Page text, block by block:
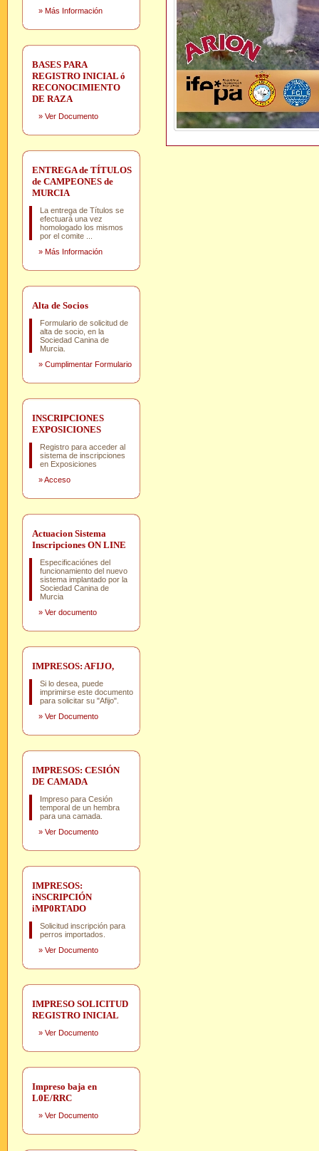
» Más Información
BASES PARA
REGISTRO INICIAL ó
RECONOCIMIENTO
DE RAZA
» Ver Documento
ENTREGA de TÍTULOS
de CAMPEONES de
MURCIA
La entrega de Títulos se
efectuará una vez
homologado los mismos
por el comite ...
» Más Información
Alta de Socios
Formulario de solicitud de
alta de socio, en la
Sociedad Canina de
Murcia.
» Cumplimentar Formulario
INSCRIPCIONES
EXPOSICIONES
Registro para acceder al
sistema de inscripciones
en Exposiciones
»Acceso
Actuacion Sistema
Inscripciones ON LINE
Especificaciónes del
funcionamiento del nuevo
sistema implantado por la
Sociedad Canina de
Murcia
» Ver documento
IMPRESOS: AFIJO,
Si lo desea, puede
imprimirse este documento
para solicitar su "Afijo".
» Ver Documento
IMPRESOS: CESIÓN
DE CAMADA
Impreso para Cesión
temporal de un hembra
para una camada.
» Ver Documento
IMPRESOS:
iNSCRIPCIÓN
iMP0RTADO
Solicitud inscripción para
perros importados.
» Ver Documento
IMPRESO SOLICITUD
REGISTRO INICIAL
» Ver Documento
Impreso baja en
L0E/RRC
» Ver Documento